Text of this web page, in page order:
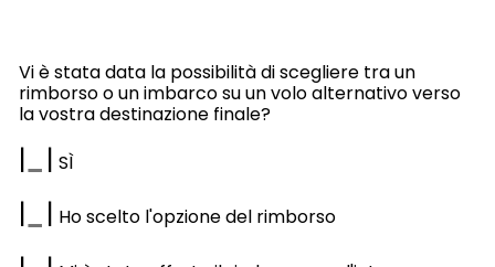
Vi è stata data la possibilità di scegliere tra un
rimborso o un imbarco su un volo alternativo verso
la vostra destinazione finale?
| | SÌ
| | Ho scelto l'opzione del rimborso